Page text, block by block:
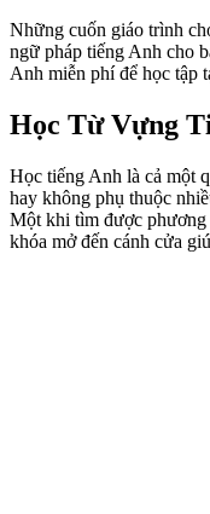
Những cuốn giáo trình
ngữ pháp tiếng Anh cho
Anh miễn phí để học tập
Học Từ Vựng
Học tiếng Anh là cả một
hay không phụ thuộc
Một khi tìm được phương
khóa mở đến cánh cửa